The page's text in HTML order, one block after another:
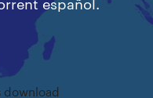
download